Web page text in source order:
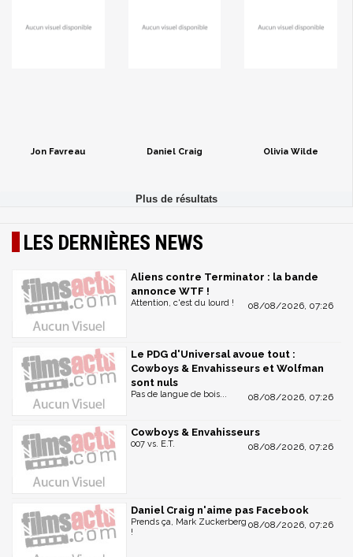
Jon Favreau Daniel Craig Olivia Wilde
LES DERNIÈRES NEWS
Aliens contre Terminator : la bande
annonce WTF !
08/08/2026, 07:26
Attention, c'est du lourd !
Le PDG d'Universal avoue tout :
Cowboys & Envahisseurs et Wolfman
sont nuls
08/08/2026, 07:26
Pas de langue de bois...
Cowboys & Envahisseurs
08/08/2026, 07:26
007 vs. E.T.
Daniel Craig n'aime pas Facebook
08/08/2026, 07:26
Prends ça, Mark Zuckerberg
!